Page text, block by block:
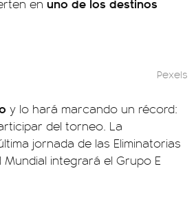
en
Pexels
y lo hará marcando un récord:
del torneo. La
jornada de las Eliminatorias
integrará el Grupo E